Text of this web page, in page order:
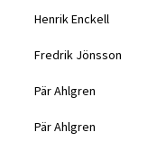
Henrik Enckell
Fredrik Jönsson
Pär Ahlgren
Pär Ahlgren